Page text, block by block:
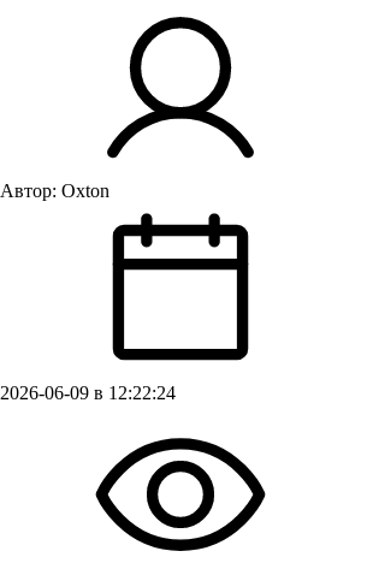
Автор: Oxton
2026-06-09 в 12:22:24